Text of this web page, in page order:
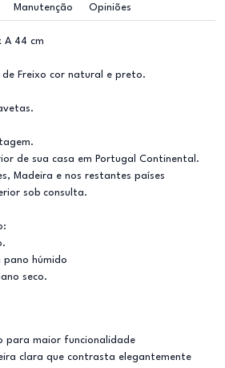
Manutenção Opiniões
A 44 cm
Freixo cor natural e preto.
de sua casa em Portugal Continental.
Madeira e nos restantes países
sob consulta.
pano húmido
seco.
para maior funcionalidade
clara que contrasta elegantemente